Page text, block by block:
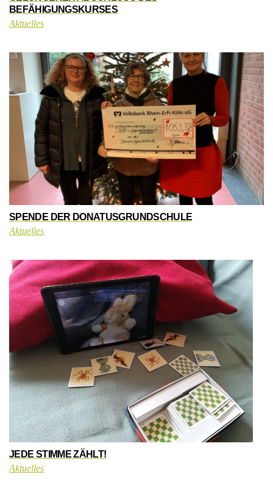
BEFÄHIGUNGSKURSES
Aktuelles
SPENDE DER DONATUSGRUNDSCHULE
Aktuelles
JEDE STIMME ZÄHLT!
Aktuelles